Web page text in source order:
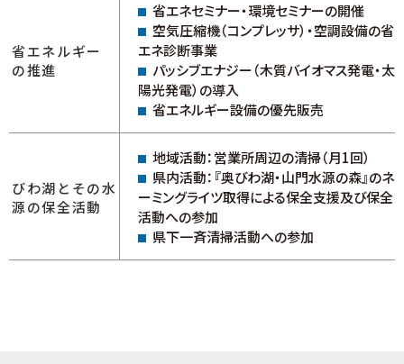
省エネルギー
の推進
省エネセミナー・環境セミナーの開催
空気圧縮機（コンプレッサ）・空調設備の省
エネ診断事業
パッシブエナジー（木質バイオマス発電・太
陽光発電）の導入
省エネルギー設備の優先販売
びわ湖とその水
源の保全活動
地域活動：営業所周辺の清掃（月1回）
県内活動：『奥びわ湖・山門水源の森』のネ
ーミングライツ取得による保全支援及び保全
活動への参加
県下一斉清掃活動への参加